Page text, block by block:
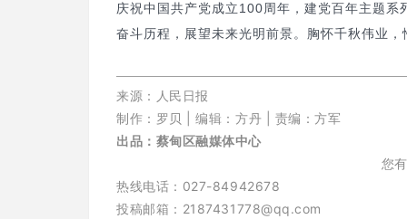
庆祝中国共产党成立100周年，建党百年主题
奋斗历程，展望未来光明前景。胸怀千秋伟业
来源：人民日报
制作：罗贝 |编辑：方丹 | 责编：方军
出品： 蔡甸区融媒体中心
您
热线电话：027-84942678
投稿邮箱：2187431778@qq.com